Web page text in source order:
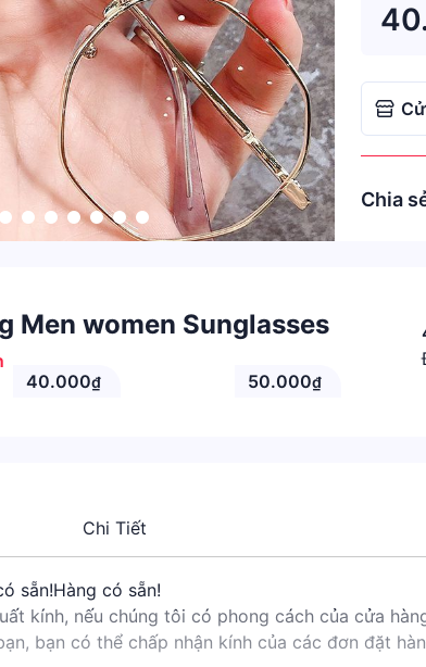
Chia
Men women Sunglasses
40.000₫ 50.000₫
Chi Tiết
sẵn!Hàng có sẵn!
kính, nếu chúng tôi có phong cách của cửa
bạn có thể chấp nhận kính của các đơn đặt